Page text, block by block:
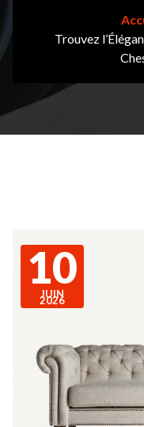
Trouvez
10
JUIN
2026